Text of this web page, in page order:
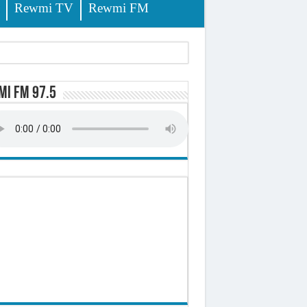
Rewmi TV Rewmi FM
FM 97.5